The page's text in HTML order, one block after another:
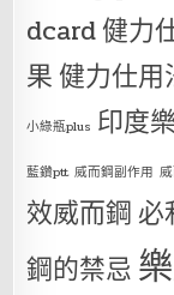
dcard健力
果健力仕用
小綠瓶plus 印度
藍鑽ptt 威而鋼副作用
效威而鋼 必
鋼的禁忌